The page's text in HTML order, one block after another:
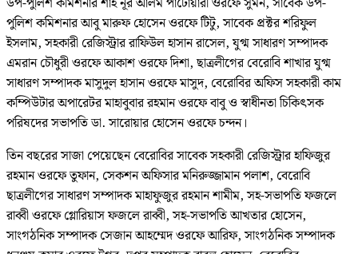
পুলিশ কমিশনার আবু মারুফ হোসেন ওরফে টিটু, সাবেক প্রক্টর শরিফুল
ইসলাম, সহকারী রেজিস্ট্রার রাফিউল হাসান রাসেল, যুগ্ম সাধারণ সম্পাদক
এমরান চৌধুরী ওরফে আকাশ ওরফে দিশা, ছাত্রলীগের বেরোবি শাখার যুগ্ম
সাধারণ সম্পাদক মাসুদুল হাসান ওরফে মাসুদ, বেরোবির অফিস সহকারী কাম
কম্পিউটার অপারেটর মাহাবুবার রহমান ওরফে বাবু ও স্বাধীনতা চিকিৎসক
পরিষদের সভাপতি ডা. সারোয়ার হোসেন ওরফে চন্দন।
তিন বছরের সাজা পেয়েছেন বেরোবির সাবেক সহকারী রেজিস্ট্রার হাফিজুর
রহমান ওরফে তুফান, সেকশন অফিসার মনিরুজ্জামান পলাশ, বেরোবি
ছাত্রলীগের সাধারণ সম্পাদক মাহাফুজুর রহমান শামীম, সহ-সভাপতি ফজলে
রাব্বী ওরফে গ্লোরিয়াস ফজলে রাব্বী, সহ-সভাপতি আখতার হোসেন,
সাংগঠনিক সম্পাদক সেজান আহম্মেদ ওরফে আরিফ, সাংগঠনিক সম্পাদক